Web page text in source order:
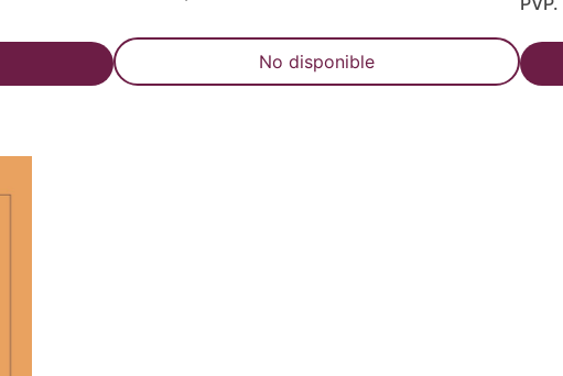
No disponible